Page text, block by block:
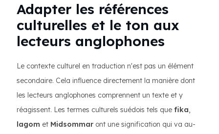
Adapter les références
culturelles et le ton aux
lecteurs anglophones
Le contexte culturel en traduction n'est pas un élément
secondaire. Cela influence directement la manière dont
les lecteurs anglophones comprennent un texte et y
réagissent. Les termes culturels suédois tels que fika,
lagom et Midsommar ont une signification qui va au-